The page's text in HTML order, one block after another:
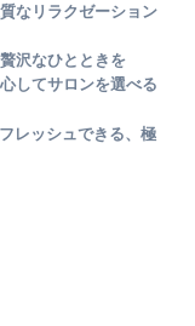
なリラクゼーション
沢なひとときを
してサロンを選べる
レッシュできる、極